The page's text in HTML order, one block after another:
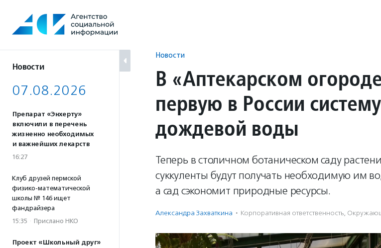
содержанию
Новости
07.08.2026
Препарат «Энхерту»
включили в перечень
жизненно необходимых
и важнейших лекарств
16:27
Клуб друзей пермской
физико-математической
школы № 146 ищет
фандрайзера
15:35 · Прислано НКО
Проект «Школьный друг»
Новости
В «Аптекарском
первую в России
дождевой воды
Теперь в столичном ботаническом саду
суккуленты будут получать необходимую им
а сад сэкономит природные ресурсы.
Александра Захваткина · Корпоративная ответственность,